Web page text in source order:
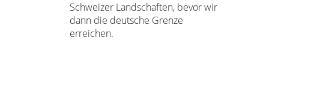
Schweizer Landschaften, bevor wir
dann die deutsche Grenze
erreichen.